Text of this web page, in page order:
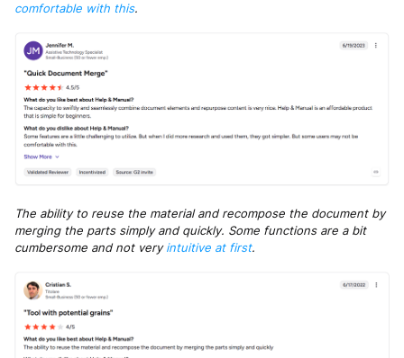
comfortable with this.
The ability to reuse the material and recompose the document by
merging the parts simply and quickly. Some functions are a bit
cumbersome and not veryintuitive at first.